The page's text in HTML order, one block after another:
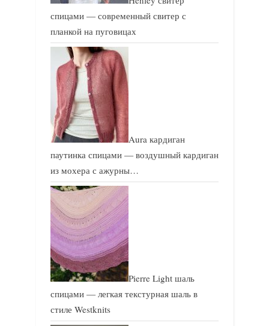
спицами — современный свитер с
планкой на пуговицах
Aura кардиган
паутинка спицами — воздушный кардиган
из мохера с ажурны…
Pierre Light шаль
спицами — легкая текстурная шаль в
стиле Westknits